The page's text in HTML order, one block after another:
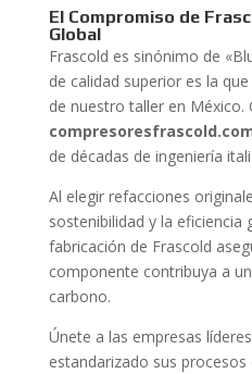
El Compromiso de
Global
Frascold es sinónimo de
de calidad superior es la
de nuestro taller en México.
de décadas de ingeniería
Al elegir refacciones
sostenibilidad y la eficiencia
fabricación de Frascold
componente contribuya a
carbono.
Únete a las empresas
estandarizado sus